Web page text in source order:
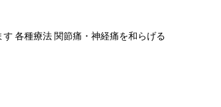
各種療法 関節痛・神経痛を和らげる